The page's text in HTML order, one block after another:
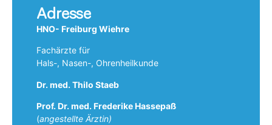
Adresse
HNO- Freiburg Wiehre
Fachärzte für
Hals-, Nasen-, Ohrenheilkunde
Dr. med. Thilo Staeb
Prof. Dr. med. Frederike Hassepaß
(angestellte Ärztin)